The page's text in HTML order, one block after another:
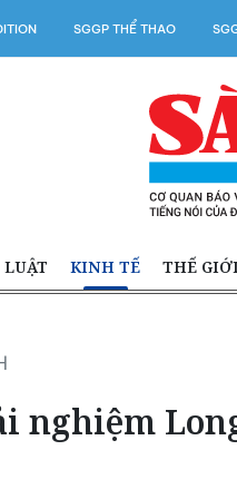
SGGP THỂ THAO
KINH TẾ THẾ
nghiệm